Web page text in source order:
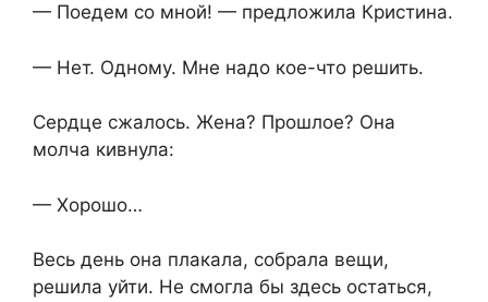
— Поедем со мной! — предложила Кристина.
— Нет. Одному. Мне надо кое-что решить.
Сердце сжалось. Жена? Прошлое? Она
молча кивнула:
— Хорошо…
Весь день она плакала, собрала вещи,
решила уйти. Не смогла бы здесь остаться,